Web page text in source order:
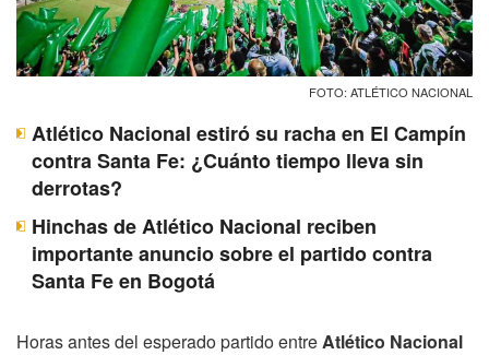
FOTO: ATLÉTICO NACIONAL
Atlético Nacional estiró su racha en El Campín
contra Santa Fe: ¿Cuánto tiempo lleva sin
derrotas?
Hinchas de Atlético Nacional reciben
importante anuncio sobre el partido contra
Santa Fe en Bogotá
Horas antes del esperado partido entreAtlético Nacional